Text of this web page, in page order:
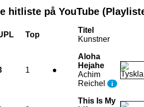
hitliste på YouTube
Top
Titel
Kunstner
1 ●
Aloha
Hejahe
Achim
Reichel
i
This Is My